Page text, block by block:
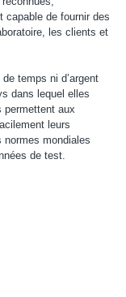
capable de fournir des
les clients et
temps ni d’argent
dans lequel elles
permettent aux
leurs
mondiales
de test.